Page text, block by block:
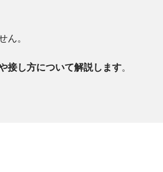
ん。
接し方について解説します。